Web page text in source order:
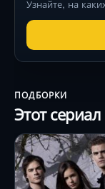
Узнайте, на
ПОДБОРКИ
Этот